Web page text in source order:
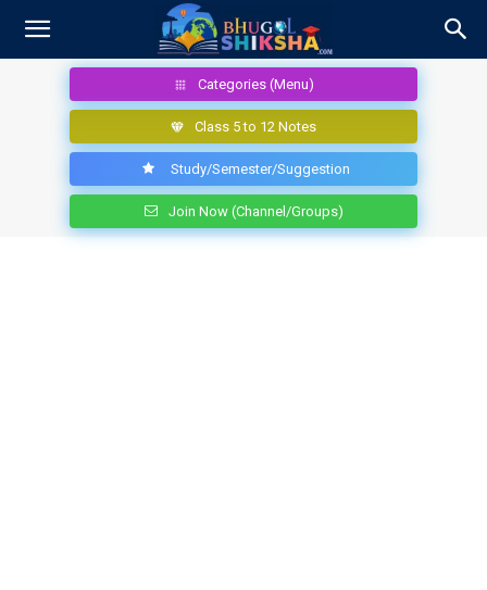
Categories (Menu)
Class 5 to 12 Notes
Study/Semester/Suggestion
Join Now (Channel/Groups)